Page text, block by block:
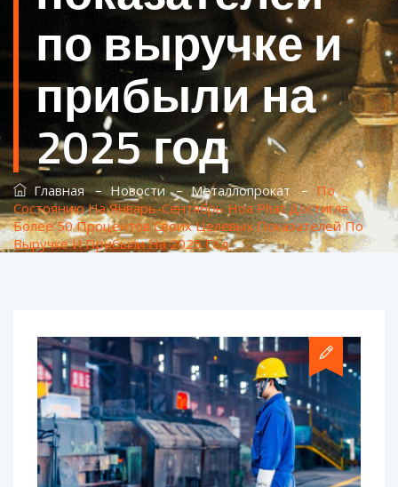
по выручке и
прибыли на
2025 год
Главная–Новости–Металлопрокат–По
Состоянию На Январь-Сентябрь Hoa Phat Достигла
Более 50 Процентов Своих Целевых Показателей По
Выручке И Прибыли На 2025 Год